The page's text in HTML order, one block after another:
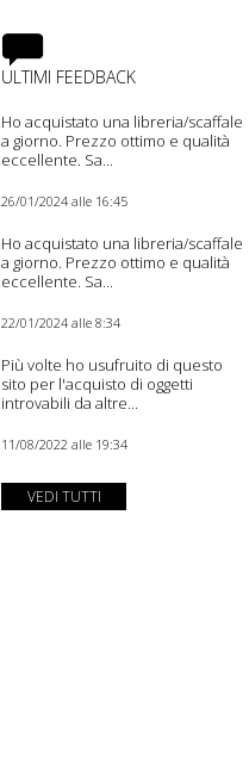
ULTIMI FEEDBACK
Ho acquistato una libreria/scaffale
a giorno. Prezzo ottimo e qualità
eccellente. Sa...
26/01/2024 alle 16:45
Ho acquistato una libreria/scaffale
a giorno. Prezzo ottimo e qualità
eccellente. Sa...
22/01/2024 alle 8:34
Più volte ho usufruito di questo
sito per l'acquisto di oggetti
introvabili da altre...
11/08/2022 alle 19:34
VEDI TUTTI